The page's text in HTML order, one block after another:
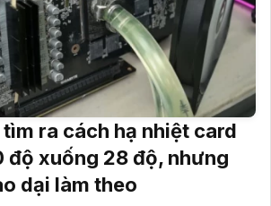
ra cách hạ nhiệt card
độ xuống 28 độ, nhưng
dại làm theo